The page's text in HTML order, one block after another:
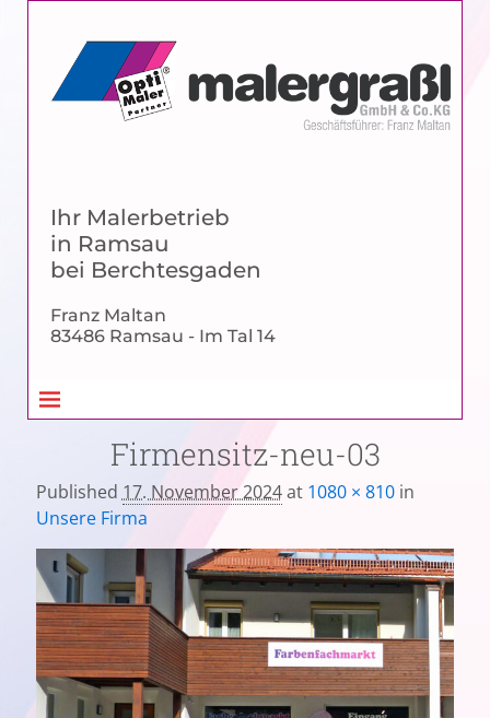
Ihr Malerbetrieb
in Ramsau
bei Berchtesgaden
Franz Maltan
83486 Ramsau - Im Tal 14
Firmensitz-neu-03
Published17. November 2024at 1080 × 810in
Unsere Firma